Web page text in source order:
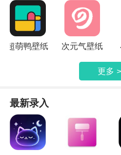
超萌鸭壁纸 次元气壁纸
更多 >
最新录入